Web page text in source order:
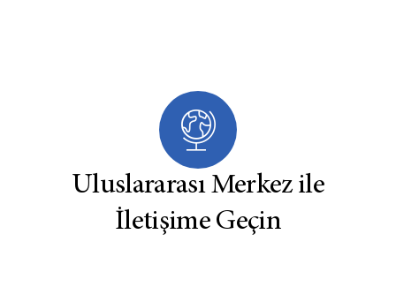
Uluslararası Merkez ile
İletişime Geçin